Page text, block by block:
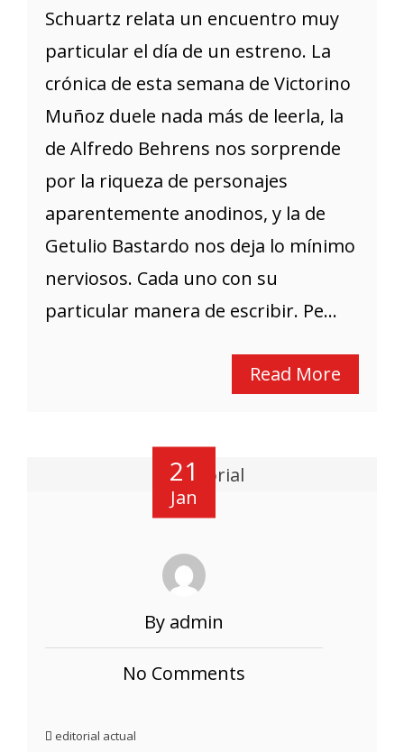
Schuartz relata un encuentro muy
particular el día de un estreno. La
crónica de esta semana de Victorino
Muñoz duele nada más de leerla, la
de Alfredo Behrens nos sorprende
por la riqueza de personajes
aparentemente anodinos, y la de
Getulio Bastardo nos deja lo mínimo
nerviosos. Cada uno con su
particular manera de escribir. Pe...
Read More
21
Jan
By admin
No Comments
editorial actual